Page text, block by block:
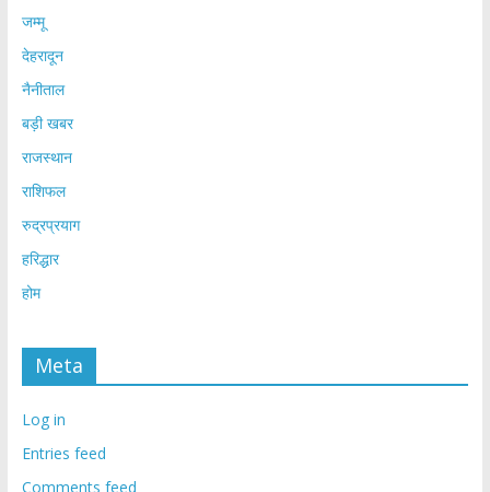
जम्मू
देहरादून
नैनीताल
बड़ी खबर
राजस्थान
राशिफल
रुद्रप्रयाग
हरिद्धार
होम
Meta
Log in
Entries feed
Comments feed